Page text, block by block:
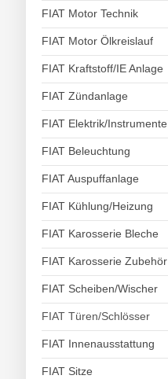
FIAT Motor Technik
FIAT Motor Ölkreislauf
FIAT Kraftstoff/IE Anlage
FIAT Zündanlage
FIAT Elektrik/Instrumente
FIAT Beleuchtung
FIAT Auspuffanlage
FIAT Kühlung/Heizung
FIAT Karosserie Bleche
FIAT Karosserie Zubehör
FIAT Scheiben/Wischer
FIAT Türen/Schlösser
FIAT Innenausstattung
FIAT Sitze